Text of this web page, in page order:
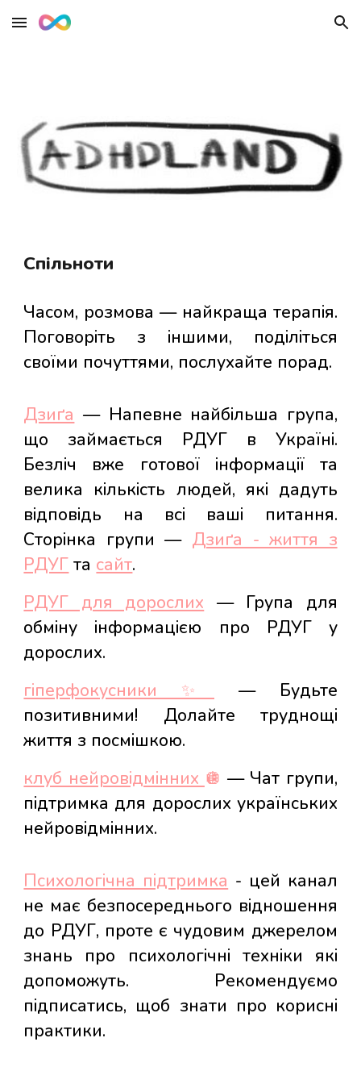
Skip to main content Skip to navigation
Спільноти
Часом, розмова— найкраща терапія.
Поговоріть з іншими, поділіться
своїми почуттями, послухайте порад.
Дзиґа — Напевне найбільша група,
що займається РДУГ в Україні.
Безліч вже готової інформації та
велика кількість людей, які дадуть
відповідь на всі ваші питання.
Сторінка групи — Дзиґа - життя з
РДУГ та сайт.
РДУГ для дорослих — Група для
обміну інформацією про РДУГ у
дорослих.
гіперфокусники ✨
— Будьте
позитивними! Долайте труднощі
життя з посмішкою.
клуб нейровідмінних 🪩 — Чат групи,
підтримка для дорослих українських
нейровідмінних.
Психологічна підтримка - цей канал
не має безпосереднього відношення
до РДУГ, проте є чудовим джерелом
знань про психологічні техніки які
допоможуть. Рекомендуємо
підписатись, щоб знати про корисні
практики.